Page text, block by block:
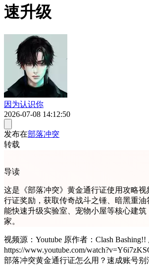
速升级
因为认识你
2026-07-08 14:12:50
发布在部落冲突
转载
导读
这是《部落冲突》黄金通行证使用攻略视
行证奖励，获取传奇战斗之锤、暗黑重
能快速升级实验室、宠物小屋等核心建
家。
视频源：Youtube 原作者：Clash Bashing!!
https://www.youtube.com/
部落冲突黄金通行证怎么用？速成账号